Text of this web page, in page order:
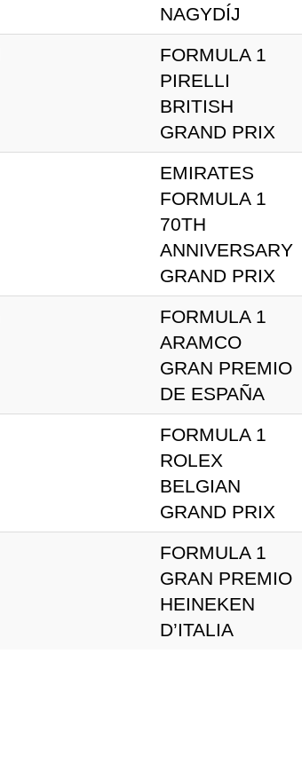
NAGYDÍJ
FORMULA 1
PIRELLI
BRITISH
GRAND PRIX
EMIRATES
FORMULA 1
70TH
ANNIVERSARY
GRAND PRIX
FORMULA 1
ARAMCO
GRAN PREMIO
DE ESPAÑA
FORMULA 1
ROLEX
BELGIAN
GRAND PRIX
FORMULA 1
GRAN PREMIO
HEINEKEN
D’ITALIA